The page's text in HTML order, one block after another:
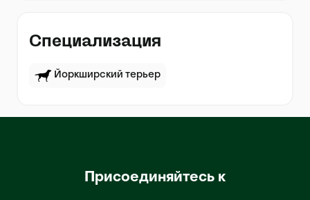
Специализация
Йоркширский терьер
Присоединяйтесь к